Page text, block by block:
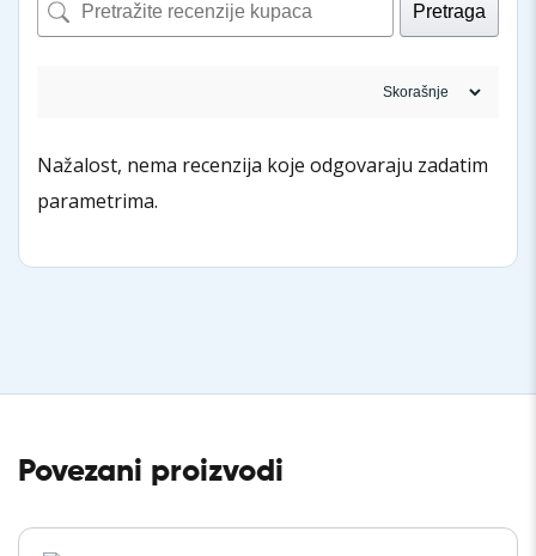
Pretraga
Nažalost, nema recenzija koje odgovaraju zadatim
parametrima.
Povezani proizvodi